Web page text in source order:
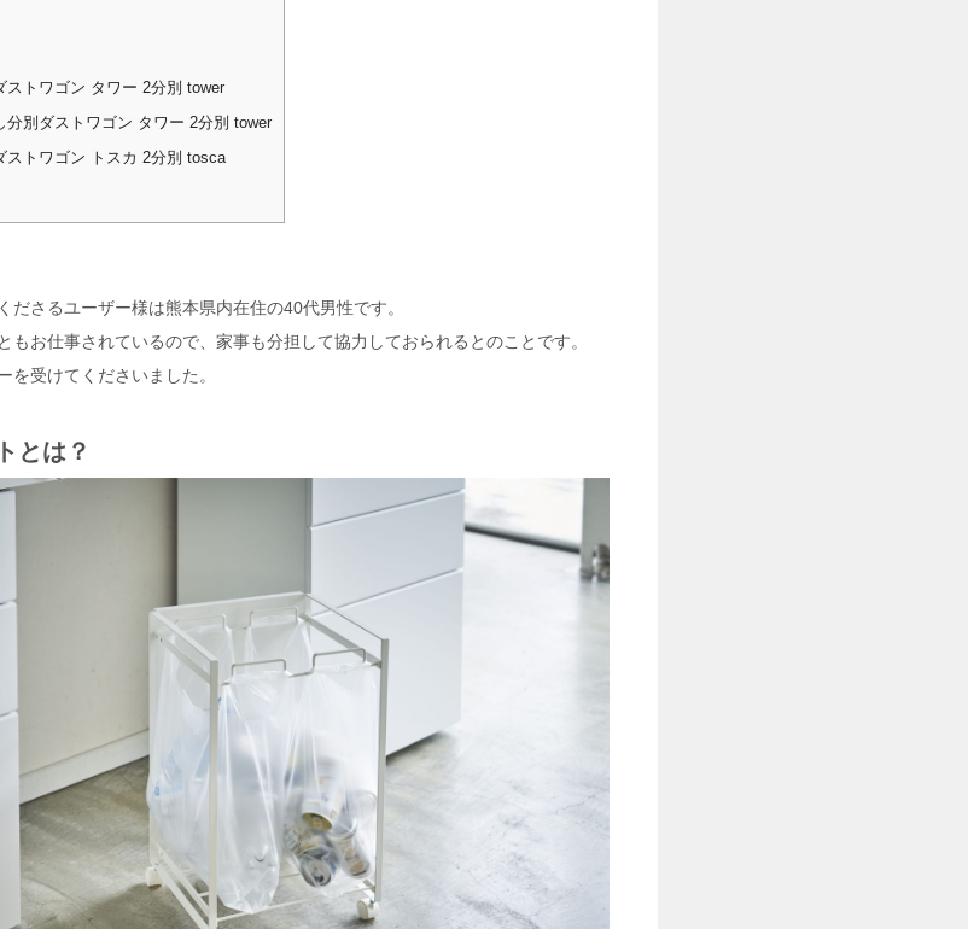
ストワゴン タワー 2分別 tower
分別ダストワゴン タワー 2分別 tower
ストワゴン トスカ 2分別 tosca
ださるユーザー様は熊本県内在住の40代男性です。
もお仕事されているので、家事も分担して協力しておられるとのことです。
を受けてくださいました。
とは？